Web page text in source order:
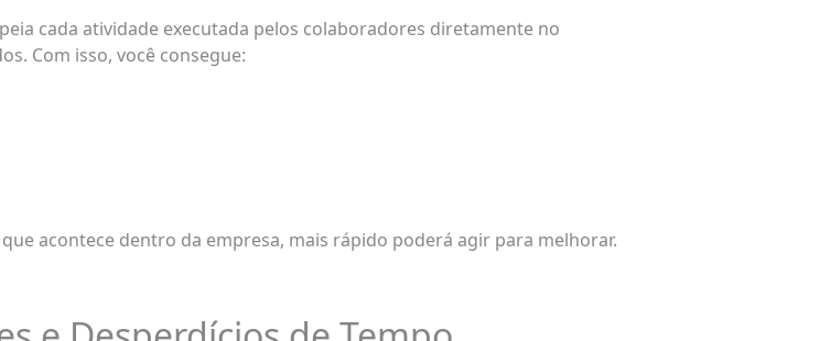
cada atividade executada pelos colaboradores diretamente no
Com isso, você consegue:
acontece dentro da empresa, mais rápido poderá agir para melhorar.